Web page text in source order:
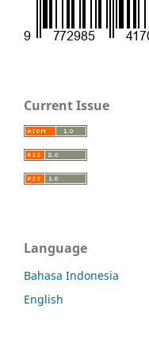
Current Issue
Language
Bahasa Indonesia
English